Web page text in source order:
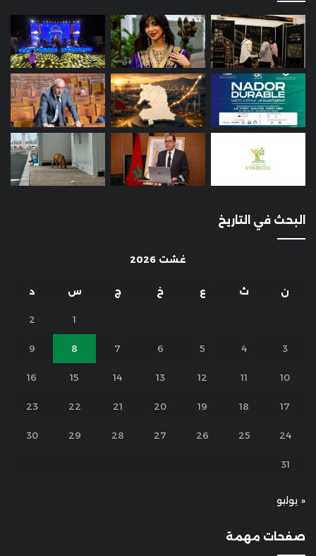
البحث في التاريخ
غشت 2026
ن ث ع خ ج س د
1
2
3
4
5
6
7
8
9
10
11
12
13
14
15
16
17
18
19
20
21
22
23
24
25
26
27
28
29
30
31
« يوليو
صفحات مهمة